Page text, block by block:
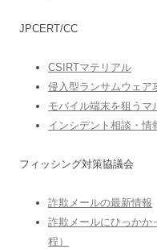
JPCERT/CC
CSIRTマテリアル
侵入型ランサムウェア
モバイル端末を狙うマ
インシデント相談・情
フィッシング対策協議会
詐欺メールの最新情報
詐欺メールにひっかか
程）